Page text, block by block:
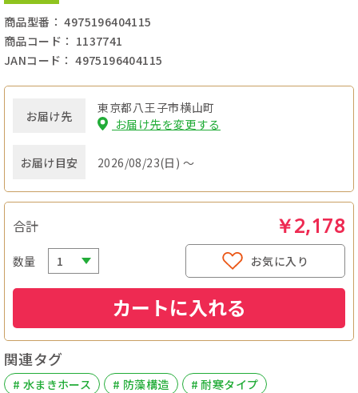
商品型番： 4975196404115
商品コード： 1137741
JANコード： 4975196404115
お届け先
東京都八王子市横山町
お届け先を変更する
お届け目安 2026/08/23(日) ～
合計 ￥2,178
数量 お気に入り
カートに入れる
関連タグ
# 水まきホース # 防藻構造
# 耐寒タイプ